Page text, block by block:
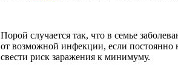
Порой случается так, что в семье
от возможной инфекции, если постоянно
свести риск заражения к минимуму.